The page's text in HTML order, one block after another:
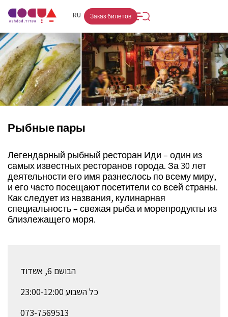
RU
HE
Заказ билетов
Рыбные пары
Легендарный рыбный ресторан Иди – один из
самых известных ресторанов города. За 30 лет
деятельности его имя разнеслось по всему миру,
и его часто посещают посетители со всей страны.
Как следует из названия, кулинарная
специальность – свежая рыба и морепродукты из
близлежащего моря.
הבושם 6, אשדוד
כל השבוע 23:00-12:00
073-7569513